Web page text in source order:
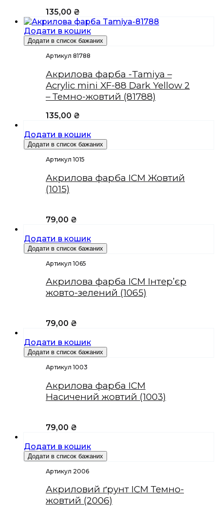
135,00 ₴
Додати в кошик
Додати в список бажаних
Артикул 81788
Акрилова фарба -Tamiya –
Acrylic mini XF-88 Dark Yellow 2
– Темно-жовтий (81788)
135,00 ₴
Додати в кошик
Додати в список бажаних
Артикул 1015
Акрилова фарба ICM Жовтий
(1015)
79,00 ₴
Додати в кошик
Додати в список бажаних
Артикул 1065
Акрилова фарба ICM Інтер’єр
жовто-зелений (1065)
79,00 ₴
Додати в кошик
Додати в список бажаних
Артикул 1003
Акрилова фарба ICM
Насичений жовтий (1003)
79,00 ₴
Додати в кошик
Додати в список бажаних
Артикул 2006
Акриловий ґрунт ICM Темно-
жовтий (2006)